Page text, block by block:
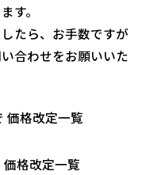
す。
たら、お手数ですが
合わせをお願いいた
価格改定一覧
格改定一覧